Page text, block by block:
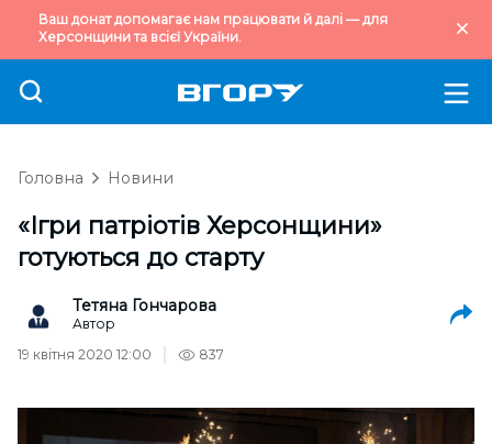
Ваш донат допомагає нам працювати й далі — для
Херсонщини та всієї України.
Головна Новини
«Ігри патріотів Херсонщини»
готуються до старту
Тетяна Гончарова
Автор
19 квітня 2020 12:00
837